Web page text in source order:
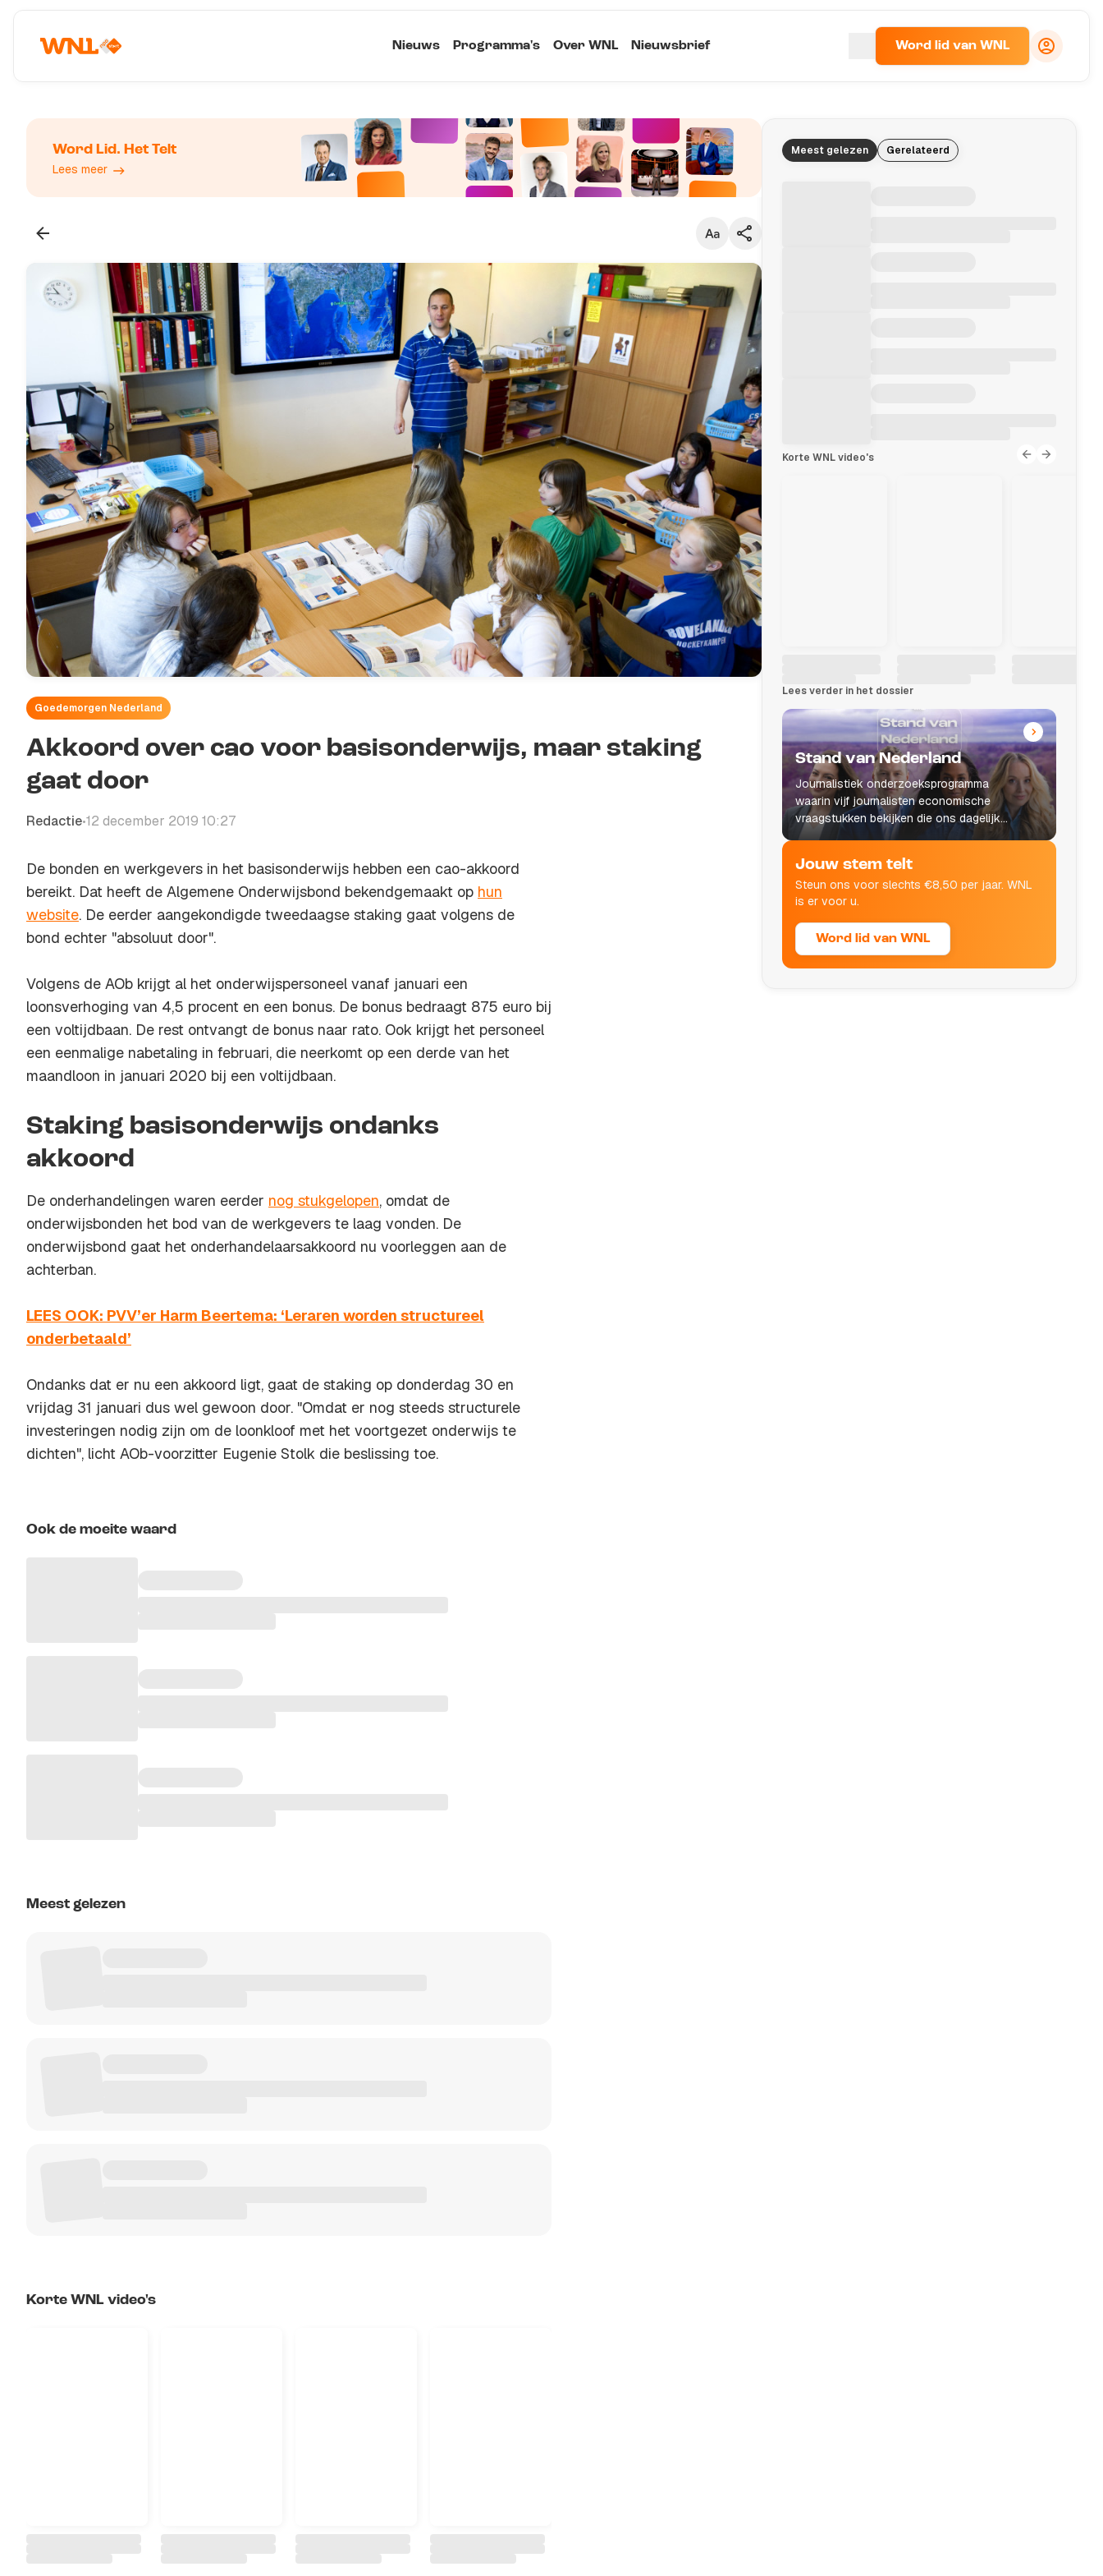
Nieuws Programma's Over WNL Nieuwsbrief Word lid van WNL
Word Lid. Het Telt
Lees meer
Klein
Standaard
Kopieer link
Goedemorgen Nederland
Akkoord over cao voor basisonderwijs, maar staking
gaat door
Redactie•12 december 2019 10:27
De bonden en werkgevers in het basisonderwijs hebben een cao-akkoord
bereikt. Dat heeft de Algemene Onderwijsbond bekendgemaakt op hun
website. De eerder aangekondigde tweedaagse staking gaat volgens de
bond echter "absoluut door".
Volgens de AOb krijgt al het onderwijspersoneel vanaf januari een
loonsverhoging van 4,5 procent en een bonus. De bonus bedraagt 875 euro bij
een voltijdbaan. De rest ontvangt de bonus naar rato. Ook krijgt het personeel
een eenmalige nabetaling in februari, die neerkomt op een derde van het
maandloon in januari 2020 bij een voltijdbaan.
Staking basisonderwijs ondanks
akkoord
De onderhandelingen waren eerder nog stukgelopen, omdat de
onderwijsbonden het bod van de werkgevers te laag vonden. De
onderwijsbond gaat het onderhandelaarsakkoord nu voorleggen aan de
achterban.
LEES OOK: PVV’er Harm Beertema: ‘Leraren worden structureel
onderbetaald’
Ondanks dat er nu een akkoord ligt, gaat de staking op donderdag 30 en
vrijdag 31 januari dus wel gewoon door. "Omdat er nog steeds structurele
investeringen nodig zijn om de loonkloof met het voortgezet onderwijs te
dichten", licht AOb-voorzitter Eugenie Stolk die beslissing toe.
Ook de moeite waard
Meest gelezen
Korte WNL video's
Meest gelezen Gerelateerd
Korte WNL video's
Lees verder in het dossier
Stand van Nederland
Journalistiek onderzoeksprogramma
waarin vijf journalisten economische
vraagstukken bekijken die ons dagelijks
leven raken.
Jouw stem telt
Steun ons voor slechts €8,50 per jaar. WNL
is er voor u.
Word lid van WNL